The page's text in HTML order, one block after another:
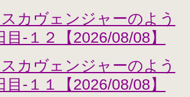
カヴェンジャーのよう
-１２【2026/08/08】
カヴェンジャーのよう
-１１【2026/08/08】